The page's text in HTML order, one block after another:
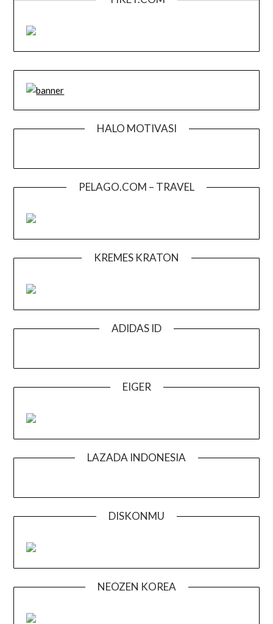
HALO MOTIVASI
PELAGO.COM – TRAVEL
KREMES KRATON
ADIDAS ID
EIGER
LAZADA INDONESIA
DISKONMU
NEOZEN KOREA